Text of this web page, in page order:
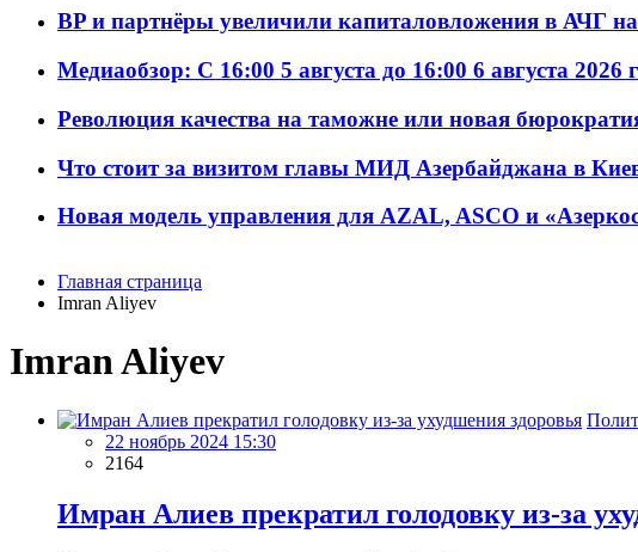
BP и партнёры увеличили капиталовложения в АЧГ
Медиаобзор: С 16:00 5 августа до 16:00 6 августа 2026
Революция качества на таможне или новая
Что стоит за визитом главы МИД Азербайджана в
Новая модель управления для AZAL, ASCO и
Главная страница
Imran Aliyev
Imran Aliyev
22 ноябрь 2024 15:30
2164
Имран Алиев прекратил голодовку из-за